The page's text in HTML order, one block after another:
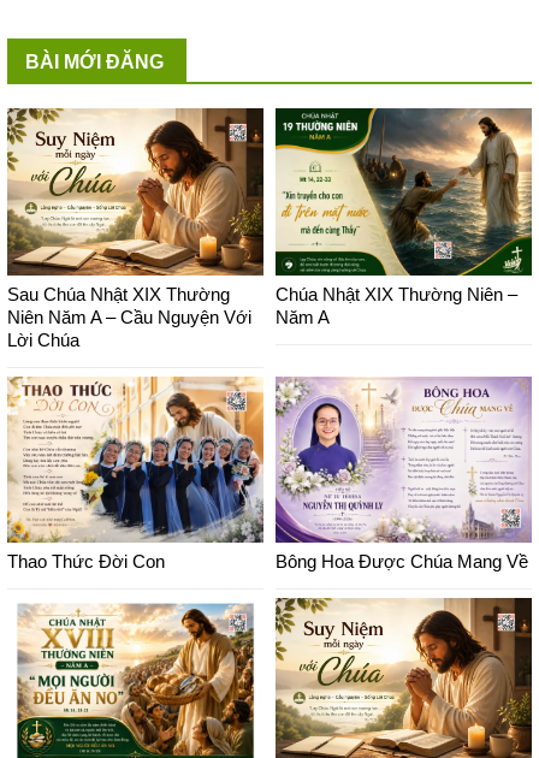
BÀI MỚI ĐĂNG
Sau Chúa Nhật XIX Thường
Niên Năm A – Cầu Nguyện Với
Lời Chúa
Chúa Nhật XIX Thường Niên –
Năm A
Thao Thức Đời Con Bông Hoa Được Chúa Mang Về